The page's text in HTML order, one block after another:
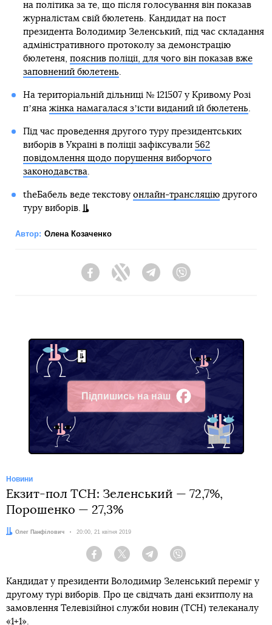
на політика за те, що після голосування він показав
журналістам свій бюлетень. Кандидат на пост
президента Володимир Зеленський, під час складання
адміністративного протоколу за демонстрацію
бюлетеня, пояснив поліції, для чого він показав вже
заповнений бюлетень.
На територіальній дільниці № 121507 у Кривому Розі
пʼяна жінка намагалася зʼїсти виданий їй бюлетень.
Під час проведення другого туру президентських
виборів в Україні в поліції зафіксували 562
повідомлення щодо порушення виборчого
законодавства.
theБабель веде текстову онлайн-трансляціюдругого
туру виборів.
Автор: Олена Козаченко
FacebookTwitter Telegram
Підпишись на наш
Facebook
Новини
Екзит-пол ТСН: Зеленський — 72,7%,
Порошенко — 27,3%
Автор:
Олег Панфілович Дата:
20:00, 21 квітня 2019
Facebook Twitter Telegram
Кандидат у президенти Володимир Зеленський переміг у
другому турі виборів. Про це свідчать дані екзитполу на
замовлення Телевізійної служби новин (ТСН) телеканалу
«1+1».